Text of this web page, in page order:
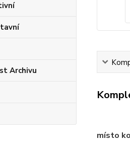
Archivu
místo